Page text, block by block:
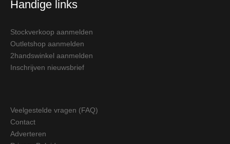
Handige links
Stockverkoop aanmelden
Outletshop aanmelden
2handswinkel aanmelden
Inschrijven nieuwsbrief
Veelgestelde vragen (FAQ)
Contact
Adverteren